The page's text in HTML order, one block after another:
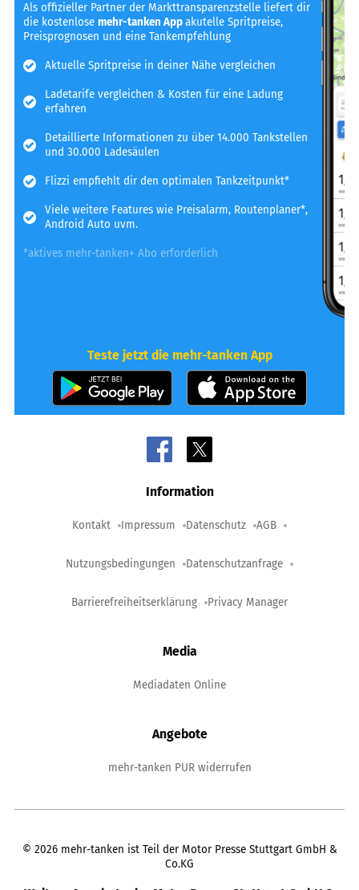
Als offizieller Partner der Markttransparenzstelle liefert dir
die kostenlosemehr-tanken Appakutelle Spritpreise,
Preisprognosen und eine Tankempfehlung
Aktuelle Spritpreise in deiner Nähe vergleichen
Ladetarife vergleichen & Kosten für eine Ladung
erfahren
Detaillierte Informationen zu über 14.000 Tankstellen
und 30.000 Ladesäulen
Flizzi empfiehlt dir den optimalen Tankzeitpunkt*
Viele weitere Features wie Preisalarm, Routenplaner*,
Android Auto uvm.
*aktives mehr-tanken+ Abo erforderlich
Teste jetzt die mehr-tanken App
Information
Kontakt Impressum Datenschutz AGB
Nutzungsbedingungen Datenschutzanfrage
Barrierefreiheitserklärung Privacy Manager
Media
Mediadaten Online
Angebote
mehr-tanken PUR widerrufen
© 2026 mehr-tanken ist Teil der Motor Presse Stuttgart GmbH &
Co.KG